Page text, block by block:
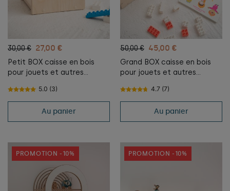
30,00 € 27,00 €
Petit BOX caisse en bois
pour jouets et autres
5.0 (3)
Au panier
50,00 € 45,00 €
Grand BOX caisse en bois
pour jouets et autres
4.7 (7)
Au panier
PROMOTION -10% PROMOTION -10%